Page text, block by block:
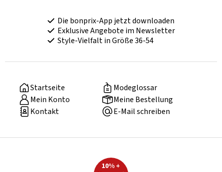
Die bonprix-App jetzt downloaden
Exklusive Angebote im Newsletter
Style-Vielfalt in Größe 36-54
Startseite
Modeglossar
Mein Konto
Meine Bestellung
Kontakt
E-Mail schreiben
10% +